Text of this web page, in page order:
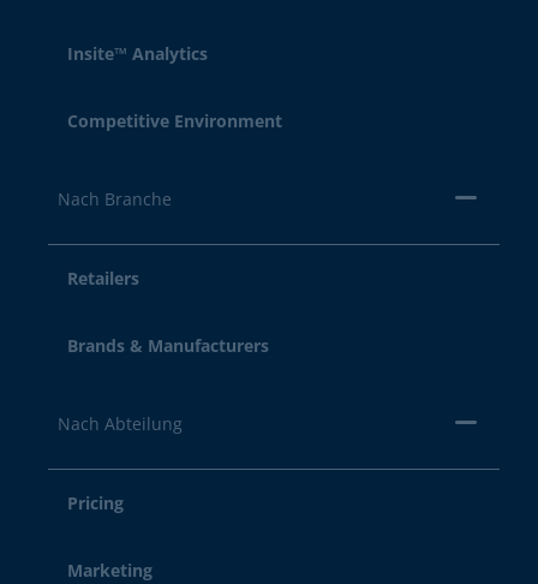
Insite™ Analytics
Competitive Environment
Nach Branche
Retailers
Brands & Manufacturers
Nach Abteilung
Pricing
Marketing